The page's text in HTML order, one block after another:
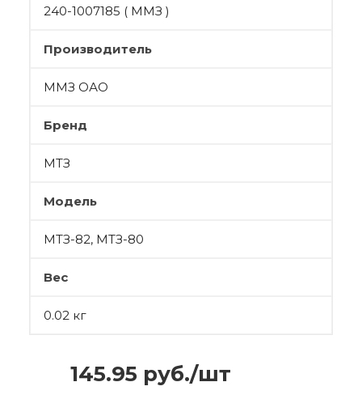
240-1007185 ( ММЗ )
Производитель
ММЗ ОАО
Бренд
МТЗ
Модель
МТЗ-82, МТЗ-80
Вес
0.02 кг
145.95 руб./шт